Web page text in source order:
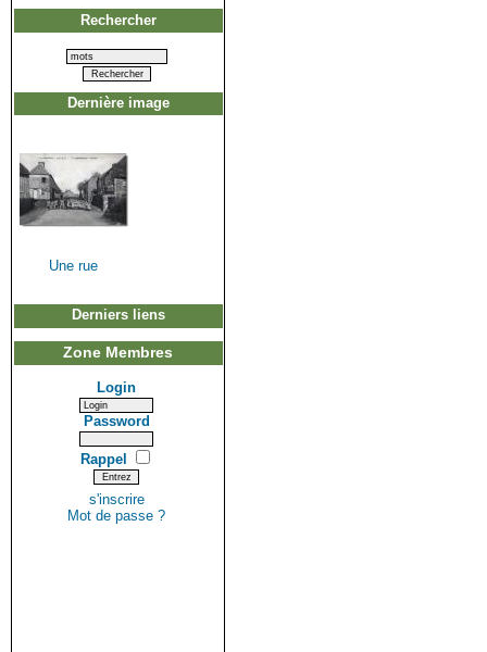
Rechercher
Dernière image
Une rue
Derniers liens
Zone Membres
Login
Password
Rappel
s'inscrire
Mot de passe ?